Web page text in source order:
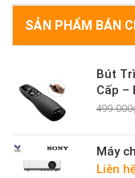
SẢN PHẨM BÁN
Bút
Cấp –
Sáng
Máy
Liên